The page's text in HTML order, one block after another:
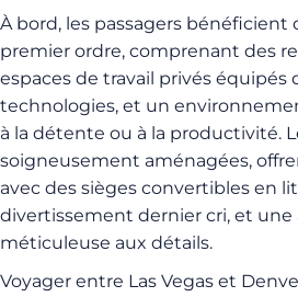
À bord, les passagers bénéficient
premier ordre, comprenant des
espaces de travail privés équipés
technologies, et un
à la détente ou à la productivité.
soigneusement aménagées,
avec des sièges convertibles en
divertissement dernier cri, et
méticuleuse aux détails.
Voyager entre Las Vegas et